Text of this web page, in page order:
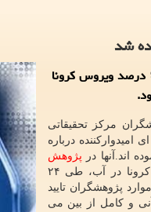
شد
پرتوبلاگ: پژوهشگران روس متوجه شده اند 90 درصد ویروس كرونا
مرکز تحقیقاتی
درباره
پژوهش
های خود متوجه شدند ۹۰ درصد ذرات ویروس کرونا در آب، طی ۲۴
پژوهشگران تایید
کووید ۱۹ را بطور آنی و کامل از بین می